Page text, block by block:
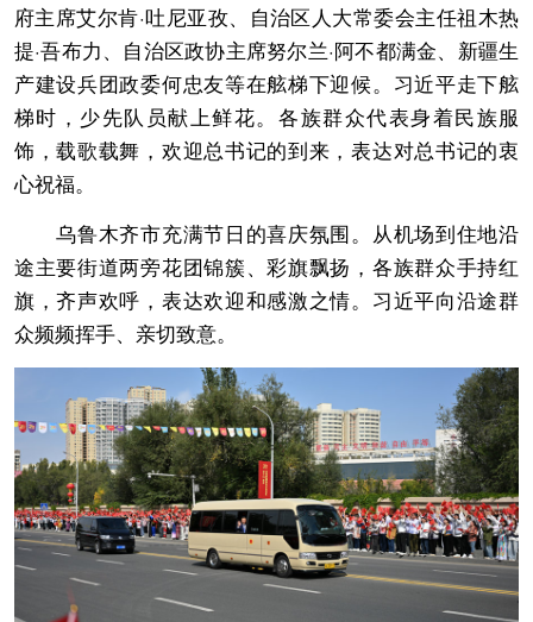
府主席艾尔肯·吐尼亚孜、自治区人大常委会主任祖木热
提·吾布力、自治区政协主席努尔兰·阿不都满金、新疆生
产建设兵团政委何忠友等在舷梯下迎候。习近平走下舷
梯时，少先队员献上鲜花。各族群众代表身着民族服
饰，载歌载舞，欢迎总书记的到来，表达对总书记的衷
心祝福。
乌鲁木齐市充满节日的喜庆氛围。从机场到住地沿
途主要街道两旁花团锦簇、彩旗飘扬，各族群众手持红
旗，齐声欢呼，表达欢迎和感激之情。习近平向沿途群
众频频挥手、亲切致意。